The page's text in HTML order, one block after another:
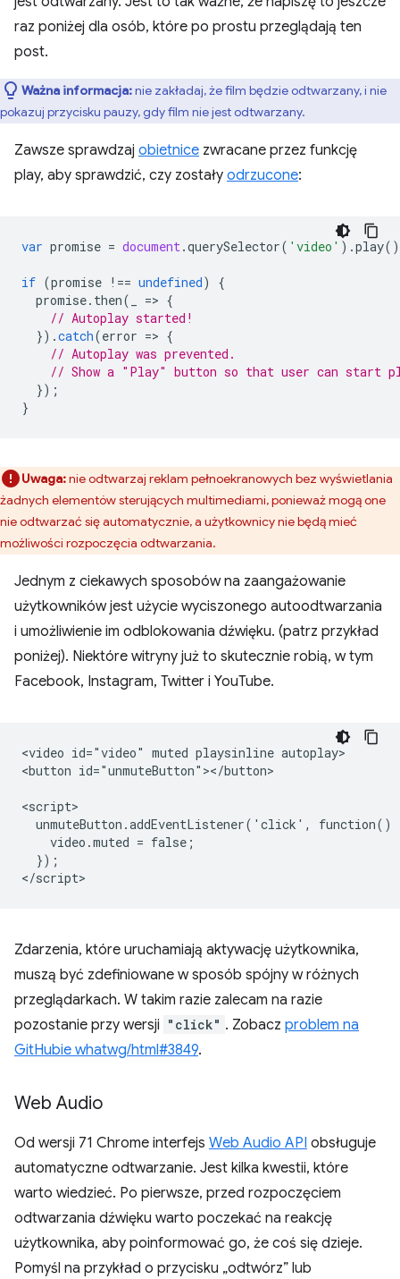
raz poniżej dla osób, które po prostu przeglądają ten
post.
Ważna informacja:nie zakładaj, że film będzie odtwarzany, i nie
pokazuj przycisku pauzy, gdy film nie jest odtwarzany.
Zawsze sprawdzaj obietnice zwracane przez funkcję
play, aby sprawdzić, czy zostały odrzucone:
var promise = document .querySelector( 'video' ).play
if (promise !== undefined)
{
promise. then( => {
// Autoplay started!
}).catch(error => {
// Autoplay was prevented.
// Show a "Play" button so that user can start
});
}
Uwaga:nie odtwarzaj reklam pełnoekranowych bez wyświetlania
żadnych elementów sterujących multimediami, ponieważ mogą one
nie odtwarzać się automatycznie, a użytkownicy nie będą mieć
możliwości rozpoczęcia odtwarzania.
Jednym z ciekawych sposobów na zaangażowanie
użytkowników jest użycie wyciszonego autoodtwarzania
i umożliwienie im odblokowania dźwięku. (patrz przykład
poniżej). Niektóre witryny już to skutecznie robią, w tym
Facebook, Instagram, Twitter i YouTube.
<video id="video" muted playsinline autoplay>
<button id="unmuteButton"></button>
<script>
unmuteButton.addEventListener('click', function()
    video.muted = false;
  });
Zdarzenia, które uruchamiają aktywację użytkownika,
muszą być zdefiniowane w sposób spójny w różnych
przeglądarkach. W takim razie zalecam na razie
pozostanie przy wersji "click" . Zobacz problem na
GitHubie whatwg/html#3849.
Web Audio
Od wersji 71 Chrome interfejs Web Audio API obsługuje
automatyczne odtwarzanie. Jest kilka kwestii, które
warto wiedzieć. Po pierwsze, przed rozpoczęciem
odtwarzania dźwięku warto poczekać na reakcję
użytkownika, aby poinformować go, że coś się dzieje.
Pomyśl na przykład o przycisku „odtwórz” lub